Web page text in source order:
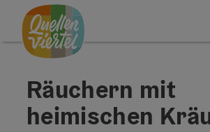
Zum Inhalt
Zur Navigation
Zum Seitenanfang
Räuchern mit
heimischen